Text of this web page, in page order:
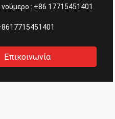
: +86 17715451401
Επικοινωνία